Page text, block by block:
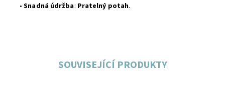
• Snadná údržba: Pratelný potah.
SOUVISEJÍCÍ PRODUKTY